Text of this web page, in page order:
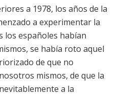
a 1978, los años de la
a experimentar la
los españoles habían
se había roto aquel
de que no
mismos, de que la
a la